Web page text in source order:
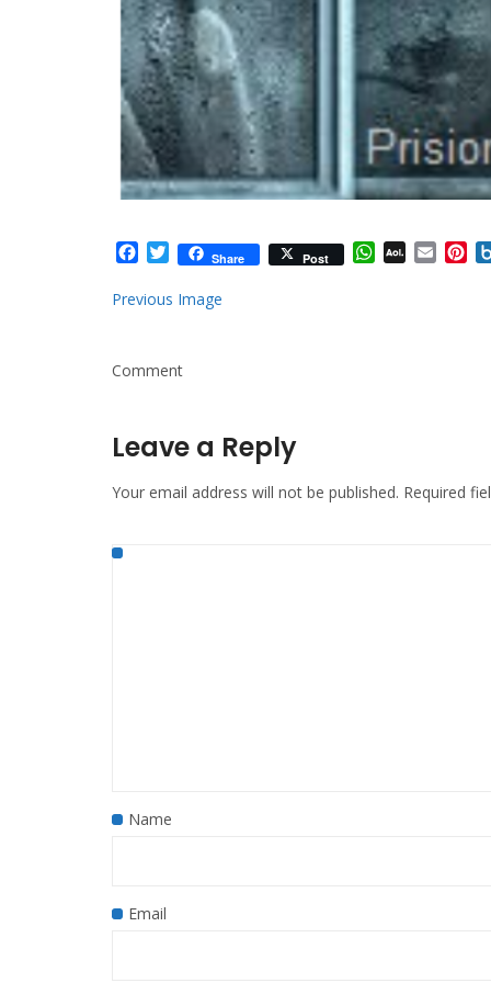
Facebook
TwitterShare Post WhatsApp
AOL Email
Previous Image
Comment
Leave a Reply
Your email address will not be published. Required
Name
Email